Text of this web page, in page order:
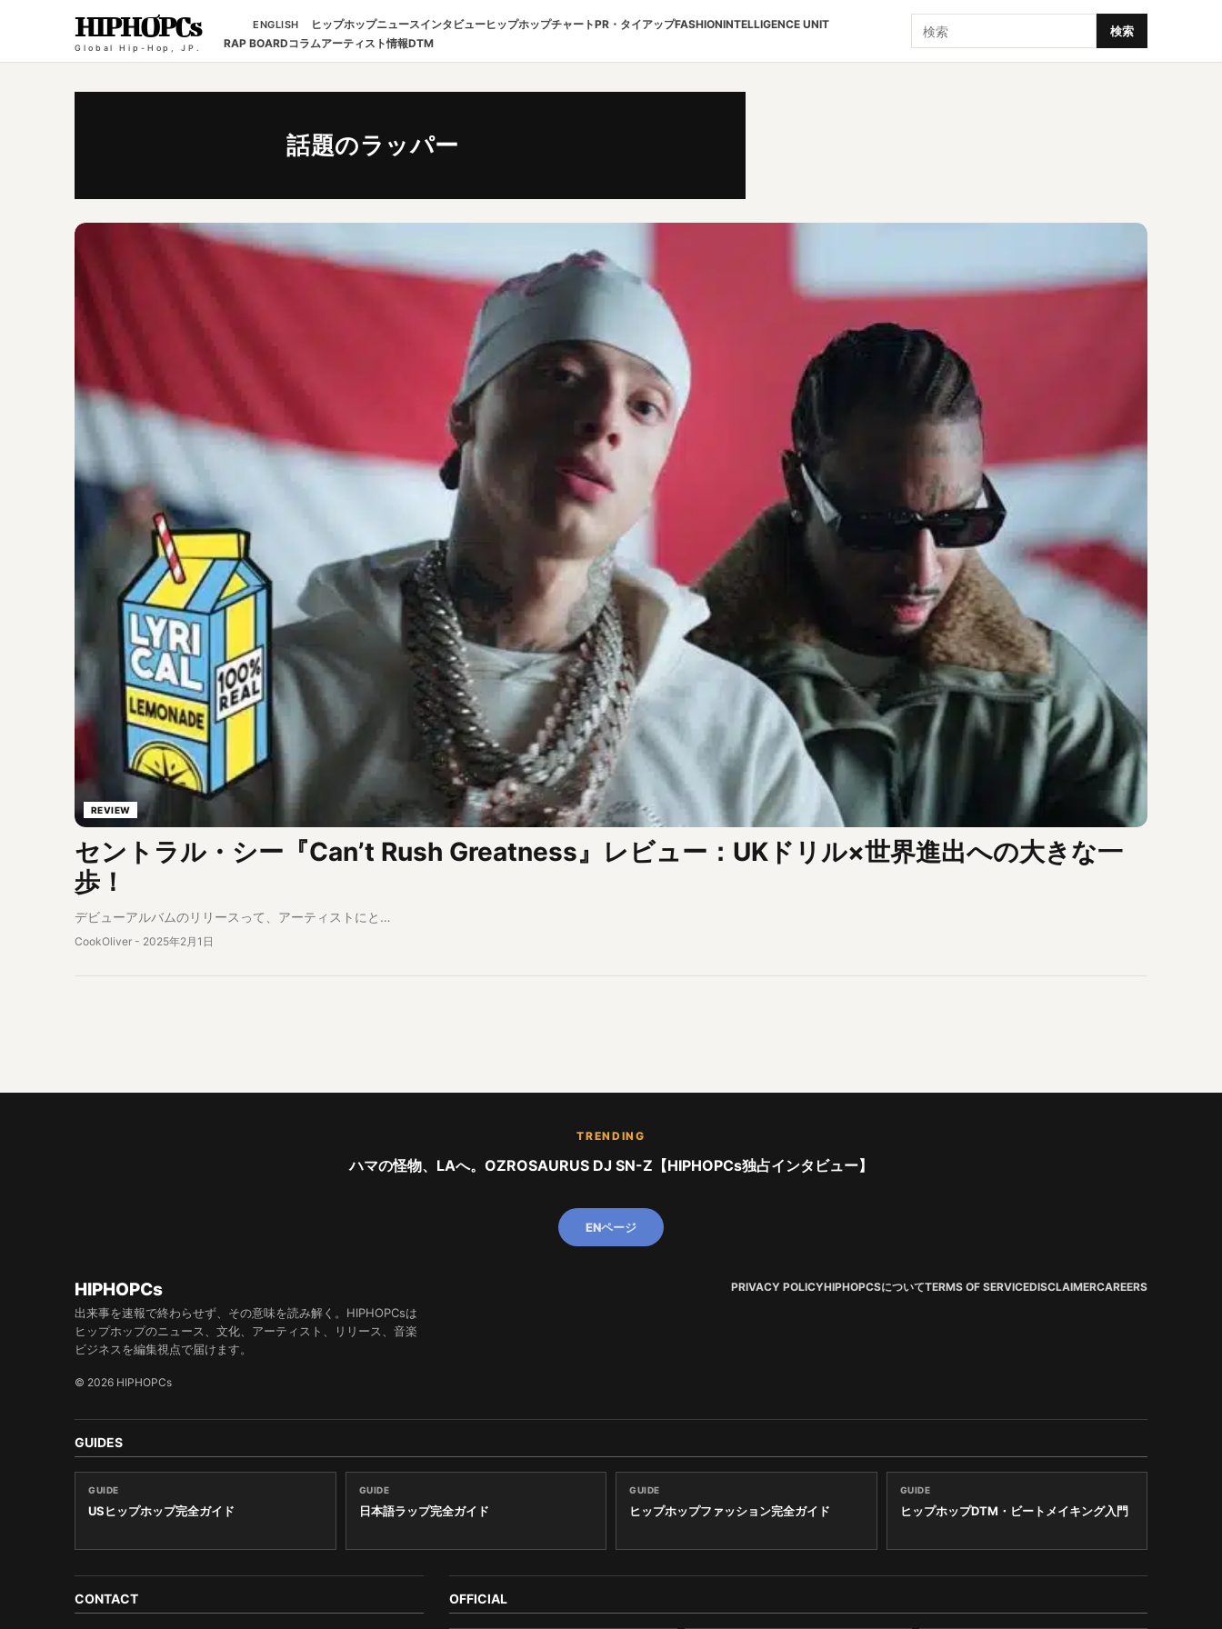
HIPHOPCs
Global Hip-Hop, JP.
ENGLISH ヒップホップニュースインタビューヒップホップチャートPR・タイアップFASHIONINTELLIGENCE UNIT
RAP BOARDコラムアーティスト情報DTM
検索 検索
話題のラッパー
REVIEW
セントラル・シー『Can’t Rush Greatness』レビュー：UKドリル×世界進出への大きな一
歩！
デビューアルバムのリリースって、アーティストにと…
CookOliver - 2025年2月1日
TRENDING
ハマの怪物、LAへ。OZROSAURUS DJ SN-Z【HIPHOPCs独占インタビュー】
ENページ
HIPHOPCs
出来事を速報で終わらせず、その意味を読み解く。HIPHOPCsは
ヒップホップのニュース、文化、アーティスト、リリース、音楽
ビジネスを編集視点で届けます。
© 2026 HIPHOPCs
PRIVACY POLICYHIPHOPCSについてTERMS OF SERVICEDISCLAIMERCAREERS
GUIDES
GUIDE
USヒップホップ完全ガイド
GUIDE
日本語ラップ完全ガイド
GUIDE
ヒップホップファッション完全ガイド
GUIDE
ヒップホップDTM・ビートメイキング入門
CONTACT OFFICIAL